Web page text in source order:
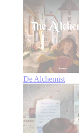
De Alchemist